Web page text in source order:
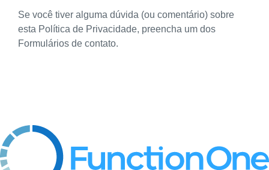
Se você tiver alguma dúvida (ou comentário) sobre
esta Política de Privacidade, preencha um dos
Formulários de contato.